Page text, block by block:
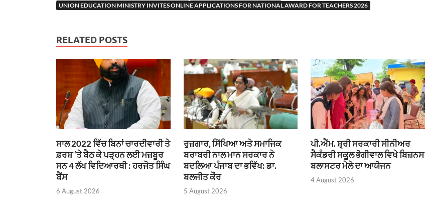
UNION EDUCATION MINISTRY INVITES ONLINE APPLICATIONS FOR NATIONAL AWARD FOR TEACHERS 2026
RELATED POSTS
ਸਾਲ 2022 ਵਿੱਚ ਬਿਨਾਂ ਚਾਰਦੀਵਾਰੀ ਤੇ
ਫ਼ਰਸ਼ ‘ਤੇ ਬੈਠ ਕੇ ਪੜ੍ਹਨ ਲਈ ਮਜ਼ਬੂਰ
ਸਨ 4 ਲੱਖ ਵਿਦਿਆਰਥੀ : ਹਰਜੋਤ ਸਿੰਘ
ਬੈਂਸ
6 August 2026
ਰੁਜ਼ਗਾਰ, ਸਿੱਖਿਆ ਅਤੇ ਸਮਾਜਿਕ
ਬਰਾਬਰੀ ਨਾਲ ਮਾਨ ਸਰਕਾਰ ਨੇ
ਬਦਲਿਆ ਪੰਜਾਬ ਦਾ ਭਵਿੱਖ: ਡਾ.
ਬਲਜੀਤ ਕੌਰ
5 August 2026
ਪੀ.ਐੱਮ. ਸ਼੍ਰੀ ਸਰਕਾਰੀ ਸੀਨੀਅਰ
ਸੈਕੰਡਰੀ ਸਕੂਲ ਭੋਗੀਵਾਲ ਵਿਖੇ ਬਿਜ਼ਨਸ
ਬਲਾਸਟਰ ਮੇਲੇ ਦਾ ਆਯੋਜਨ
4 August 2026